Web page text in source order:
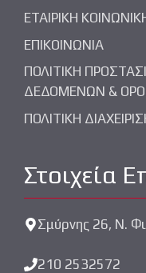
ΕΤΑΙΡΙΚΗ
ΕΠΙΚΟΙΝΩΝΙΑ
ΠΟΛΙΤΙΚΗ
ΔΕΔΟΜΕΝΩΝ &
ΠΟΛΙΤΙΚΗ
Στοιχεία
Σμύρνης 26, Ν.
210 2532572